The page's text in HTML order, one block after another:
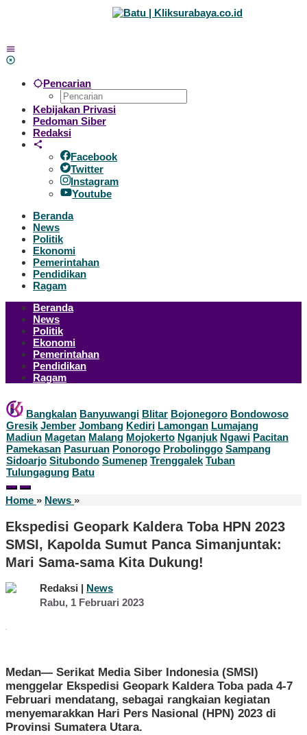
Pencarian
Kebijakan Privasi
Pedoman Siber
Redaksi
Facebook
Twitter
Instagram
Youtube
Beranda
News
Politik
Ekonomi
Pemerintahan
Pendidikan
Ragam
Beranda
News
Politik
Ekonomi
Pemerintahan
Pendidikan
Ragam
Bangkalan Banyuwangi Blitar Bojonegoro Bondowoso
Gresik Jember Jombang Kediri Lamongan Lumajang
Madiun Magetan Malang Mojokerto Nganjuk Ngawi Pacitan
Pamekasan Pasuruan Ponorogo Probolinggo Sampang
Sidoarjo Situbondo Sumenep Trenggalek Tuban
Tulungagung Batu
Home » News »Ekspedisi
Kaldera
Toba
HPN
2023
SMSI,
Sumut
Panca
Dukung!
Ekspedisi Geopark Kaldera Toba HPN 2023
SMSI, Kapolda Sumut Panca Simanjuntak:
Mari Sama-sama Kita Dukung!
Redaksi | News
Rabu, 1 Februari 2023oleh
Redaksi
Medan— Serikat Media Siber Indonesia (SMSI)
menggelar Ekspedisi Geopark Kaldera Toba pada 4-7
Februari mendatang, sebagai rangkaian kegiatan
menyemarakkan Hari Pers Nasional (HPN) 2023 di
Provinsi Sumatera Utara.